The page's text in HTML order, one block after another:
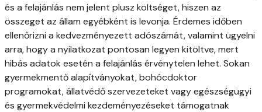
és a felajánlás nem jelent plusz költséget, hiszen az
összeget az állam egyébként is levonja. Érdemes időben
ellenőrizni a kedvezményezett adószámát, valamint ügyelni
arra, hogy a nyilatkozat pontosan legyen kitöltve, mert
hibás adatok esetén a felajánlás érvénytelen lehet. Sokan
gyermekmentő alapítványokat, bohócdoktor
programokat, állatvédő szervezeteket vagy egészségügyi
és gyermekvédelmi kezdeményezéseket támogatnak